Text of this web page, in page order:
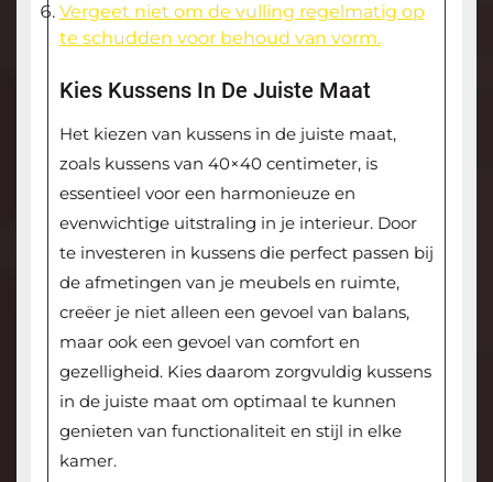
Vergeet niet om de vulling regelmatig op
te schudden voor behoud van vorm.
Kies Kussens In De Juiste Maat
Het kiezen van kussens in de juiste maat,
zoals kussens van 40×40 centimeter, is
essentieel voor een harmonieuze en
evenwichtige uitstraling in je interieur. Door
te investeren in kussens die perfect passen bij
de afmetingen van je meubels en ruimte,
creëer je niet alleen een gevoel van balans,
maar ook een gevoel van comfort en
gezelligheid. Kies daarom zorgvuldig kussens
in de juiste maat om optimaal te kunnen
genieten van functionaliteit en stijl in elke
kamer.